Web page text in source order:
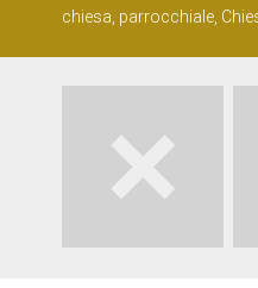
chiesa, parrocchiale,